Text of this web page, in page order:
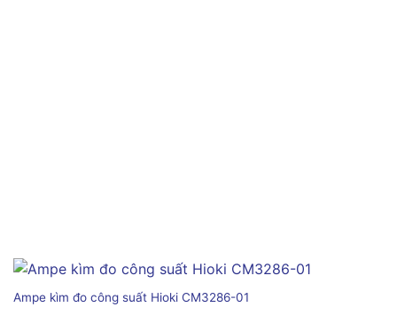
Ampe kìm đo công suất Hioki CM3286-01